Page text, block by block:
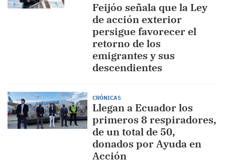
Feijóo señala que la Ley
de acción exterior
persigue favorecer el
retorno de los
emigrantes y sus
descendientes
CRÓNICAS
Llegan a Ecuador los
primeros 8 respiradores,
de un total de 50,
donados por Ayuda en
Acción